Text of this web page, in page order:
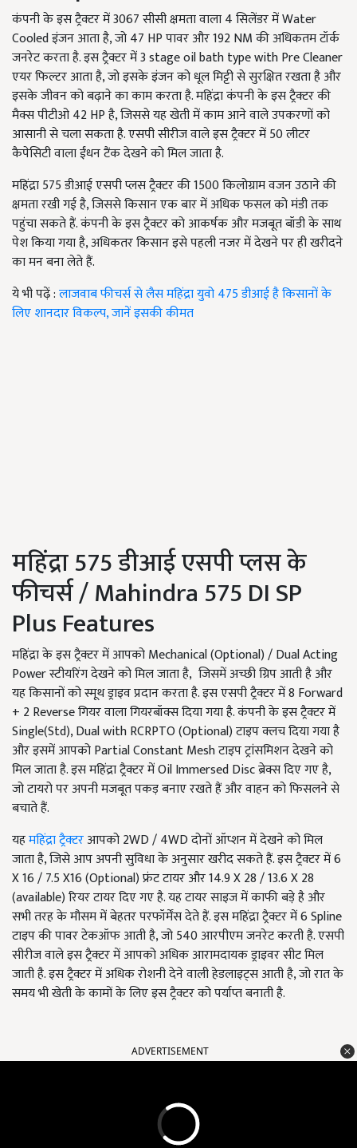
कंपनी के इस ट्रैक्टर में 3067 सीसी क्षमता वाला 4 सिलेंडर में Water
Cooled इंजन आता है, जो 47 HP पावर और 192 NM की अधिकतम टॉर्क
जनरेट करता है. इस ट्रैक्टर में 3 stage oil bath type with Pre Cleaner
एयर फिल्टर आता है, जो इसके इंजन को धूल मिट्टी से सुरक्षित रखता है और
इसके जीवन को बढ़ाने का काम करता है. महिंद्रा कंपनी के इस ट्रैक्टर की
मैक्स पीटीओ 42 HP है, जिससे यह खेती में काम आने वाले उपकरणों को
आसानी से चला सकता है. एसपी सीरीज वाले इस ट्रैक्टर में 50 लीटर
कैपेसिटी वाला ईंधन टैंक देखने को मिल जाता है.
महिंद्रा 575 डीआई एसपी प्लस ट्रैक्टर की 1500 किलोग्राम वजन उठाने की
क्षमता रखी गई है, जिससे किसान एक बार में अधिक फसल को मंडी तक
पहुंचा सकते हैं. कंपनी के इस ट्रैक्टर को आकर्षक और मजबूत बॉडी के साथ
पेश किया गया है, अधिकतर किसान इसे पहली नजर में देखने पर ही खरीदने
का मन बना लेते हैं.
ये भी पढ़ें :लाजवाब फीचर्स से लैस महिंद्रा युवो 475 डीआई है किसानों के
लिए शानदार विकल्प, जानें इसकी कीमत
महिंद्रा 575 डीआई एसपी प्लस के
फीचर्स / Mahindra 575 DI SP
Plus Features
महिंद्रा के इस ट्रैक्टर में आपको Mechanical (Optional) / Dual Acting
Power स्टीयरिंग देखने को मिल जाता है, जिसमें अच्छी ग्रिप आती है और
यह किसानों को स्मूथ ड्राइव प्रदान करता है. इस एसपी ट्रैक्टर में 8 Forward
+ 2 Reverse गियर वाला गियरबॉक्स दिया गया है. कंपनी के इस ट्रैक्टर में
Single(Std), Dual with RCRPTO (Optional) टाइप क्लच दिया गया है
और इसमें आपको Partial Constant Mesh टाइप ट्रांसमिशन देखने को
मिल जाता है. इस महिंद्रा ट्रैक्टर में Oil Immersed Disc ब्रेक्स दिए गए है,
जो टायरो पर अपनी मजबूत पकड़ बनाए रखते हैं और वाहन को फिसलने से
बचाते हैं.
यहमहिंद्रा ट्रैक्टरआपको 2WD / 4WD दोनों ऑप्शन में देखने को मिल
जाता है, जिसे आप अपनी सुविधा के अनुसार खरीद सकते हैं. इस ट्रैक्टर में 6
X 16 / 7.5 X16 (Optional) फ्रंट टायर और 14.9 X 28 / 13.6 X 28
(available) रियर टायर दिए गए है. यह टायर साइज में काफी बड़े है और
सभी तरह के मौसम में बेहतर परफॉर्मेंस देते हैं. इस महिंद्रा ट्रैक्टर में 6 Spline
टाइप की पावर टेकऑफ आती है, जो 540 आरपीएम जनरेट करती है. एसपी
सीरीज वाले इस ट्रैक्टर में आपको अधिक आरामदायक ड्राइवर सीट मिल
जाती है. इस ट्रैक्टर में अधिक रोशनी देने वाली हेडलाइट्स आती है, जो रात के
समय भी खेती के कामों के लिए इस ट्रैक्टर को पर्याप्त बनाती है.
ADVERTISEMENT